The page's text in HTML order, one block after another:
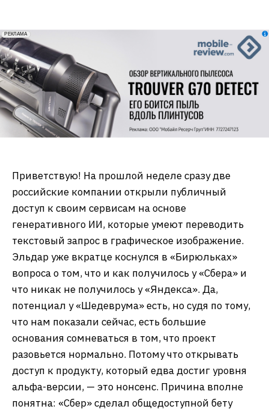
erid: 2VfnxxmNzs5
РЕКЛАМА
Приветствую! На прошлой неделе сразу две
российские компании открыли публичный
доступ к своим сервисам на основе
генеративного ИИ, которые умеют переводить
текстовый запрос в графическое изображение.
Эльдар уже вкратце коснулся в «Бирюльках»
вопроса о том, что и как получилось у «Сбера» и
что никак не получилось у «Яндекса». Да,
потенциал у «Шедеврума» есть, но судя по тому,
что нам показали сейчас, есть большие
основания сомневаться в том, что проект
разовьется нормально. Потому что открывать
доступ к продукту, который едва достиг уровня
альфа-версии, — это нонсенс. Причина вполне
понятна: «Сбер» сделал общедоступной бету